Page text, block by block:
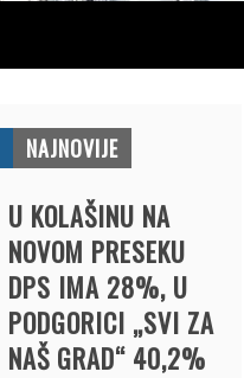
NAJNOVIJE
U KOLAŠINU NA
NOVOM PRESEKU
DPS IMA 28%, U
PODGORICI „SVI ZA
NAŠ GRAD“ 40,2%